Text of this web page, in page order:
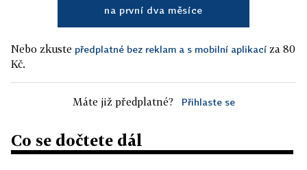
na první dva měsíce
Nebo zkuste předplatné bez reklam a s mobilní aplikací za 80
Kč.
Máte již předplatné? Přihlaste se
Co se dočtete dál